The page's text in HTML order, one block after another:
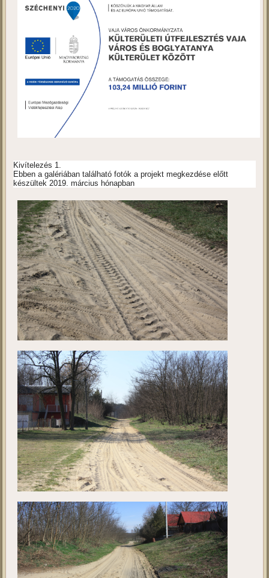
Kivítelezés 1.
Ebben a galériában található fotók a projekt megkezdése előtt
készültek 2019. március hónapban